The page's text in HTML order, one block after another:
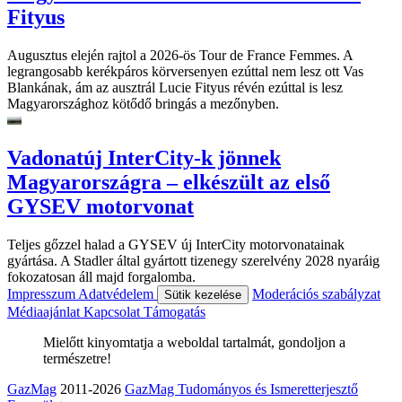
Fityus
Augusztus elején rajtol a 2026-ös Tour de France Femmes. A
legrangosabb kerékpáros körversenyen ezúttal nem lesz ott Vas
Blankának, ám az ausztrál Lucie Fityus révén ezúttal is lesz
Magyarországhoz kötődő bringás a mezőnyben.
Vadonatúj InterCity-k jönnek
Magyarországra – elkészült az első
GYSEV motorvonat
Teljes gőzzel halad a GYSEV új InterCity motorvonatainak
gyártása. A Stadler által gyártott tizenegy szerelvény 2028 nyaráig
fokozatosan áll majd forgalomba.
Impresszum Adatvédelem Sütik kezelése
Moderációs szabályzat
Médiaajánlat Kapcsolat Támogatás
Mielőtt kinyomtatja a weboldal tartalmát, gondoljon a
természetre!
GazMag 2011-2026 GazMag Tudományos és Ismeretterjesztő